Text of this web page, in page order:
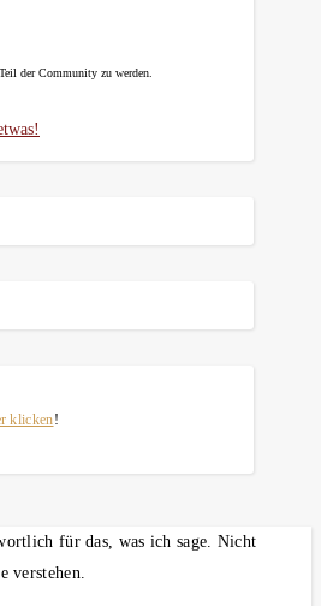
der Community zu werden.
klicken!
für das, was ich sage. Nicht
verstehen.